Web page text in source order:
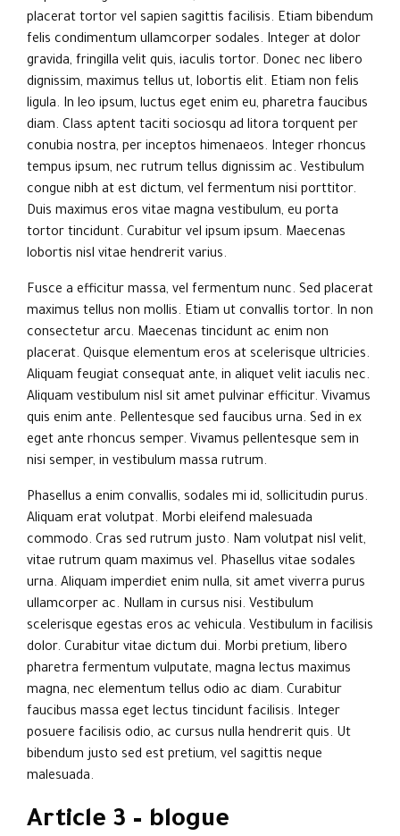
placerat tortor vel sapien sagittis facilisis. Etiam bibendum
felis condimentum ullamcorper sodales. Integer at dolor
gravida, fringilla velit quis, iaculis tortor. Donec nec libero
dignissim, maximus tellus ut, lobortis elit. Etiam non felis
ligula. In leo ipsum, luctus eget enim eu, pharetra faucibus
diam. Class aptent taciti sociosqu ad litora torquent per
conubia nostra, per inceptos himenaeos. Integer rhoncus
tempus ipsum, nec rutrum tellus dignissim ac. Vestibulum
congue nibh at est dictum, vel fermentum nisi porttitor.
Duis maximus eros vitae magna vestibulum, eu porta
tortor tincidunt. Curabitur vel ipsum ipsum. Maecenas
lobortis nisl vitae hendrerit varius.
Fusce a efficitur massa, vel fermentum nunc. Sed placerat
maximus tellus non mollis. Etiam ut convallis tortor. In non
consectetur arcu. Maecenas tincidunt ac enim non
placerat. Quisque elementum eros at scelerisque ultricies.
Aliquam feugiat consequat ante, in aliquet velit iaculis nec.
Aliquam vestibulum nisl sit amet pulvinar efficitur. Vivamus
quis enim ante. Pellentesque sed faucibus urna. Sed in ex
eget ante rhoncus semper. Vivamus pellentesque sem in
nisi semper, in vestibulum massa rutrum.
Phasellus a enim convallis, sodales mi id, sollicitudin purus.
Aliquam erat volutpat. Morbi eleifend malesuada
commodo. Cras sed rutrum justo. Nam volutpat nisl velit,
vitae rutrum quam maximus vel. Phasellus vitae sodales
urna. Aliquam imperdiet enim nulla, sit amet viverra purus
ullamcorper ac. Nullam in cursus nisi. Vestibulum
scelerisque egestas eros ac vehicula. Vestibulum in facilisis
dolor. Curabitur vitae dictum dui. Morbi pretium, libero
pharetra fermentum vulputate, magna lectus maximus
magna, nec elementum tellus odio ac diam. Curabitur
faucibus massa eget lectus tincidunt facilisis. Integer
posuere facilisis odio, ac cursus nulla hendrerit quis. Ut
bibendum justo sed est pretium, vel sagittis neque
malesuada.
Article 3 – blogue